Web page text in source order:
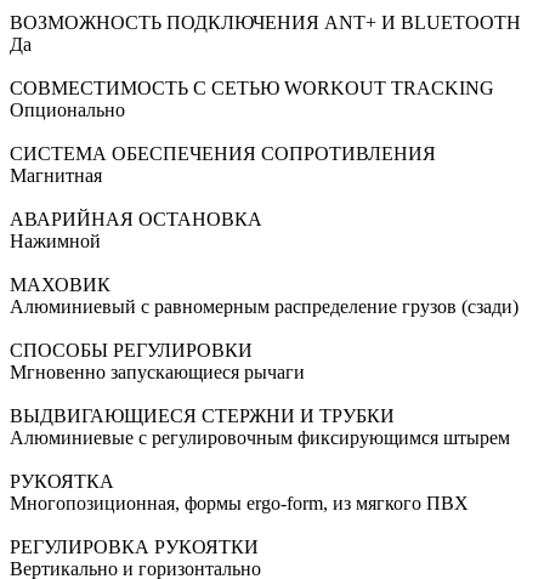
ВОЗМОЖНОСТЬ ПОДКЛЮЧЕНИЯ ANT+ И BLUETOOTH
Да
СОВМЕСТИМОСТЬ С СЕТЬЮ WORKOUT TRACKING
Опционально
СИСТЕМА ОБЕСПЕЧЕНИЯ СОПРОТИВЛЕНИЯ
Магнитная
АВАРИЙНАЯ ОСТАНОВКА
Нажимной
МАХОВИК
Алюминиевый с равномерным распределение грузов (сзади)
СПОСОБЫ РЕГУЛИРОВКИ
Мгновенно запускающиеся рычаги
ВЫДВИГАЮЩИЕСЯ СТЕРЖНИ И ТРУБКИ
Алюминиевые с регулировочным фиксирующимся штырем
РУКОЯТКА
Многопозиционная, формы ergo-form, из мягкого ПВХ
РЕГУЛИРОВКА РУКОЯТКИ
Вертикально и горизонтально